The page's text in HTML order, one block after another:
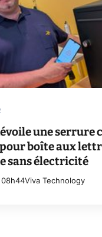
une serrure
boîte aux
sans électricité
08h44Viva Technology